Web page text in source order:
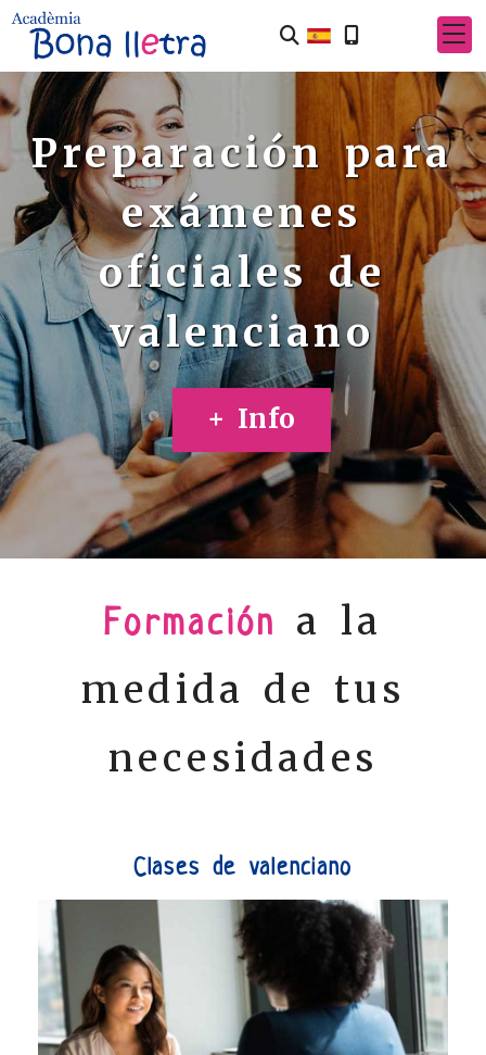
Preparación para
exámenes
oficiales de
valenciano
+ Info
Academia en Castellón
Formación
a la
medida de tus
necesidades
Clases de valenciano